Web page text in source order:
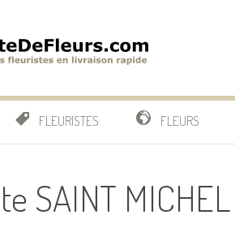
FLEURISTES FLEURS
SAINT